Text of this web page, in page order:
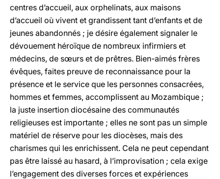
centres d’accueil, aux orphelinats, aux maisons
d’accueil où vivent et grandissent tant d’enfants et de
jeunes abandonnés ; je désire également signaler le
dévouement héroïque de nombreux infirmiers et
médecins, de sœurs et de prêtres. Bien-aimés frères
évêques, faites preuve de reconnaissance pour la
présence et le service que les personnes consacrées,
hommes et femmes, accomplissent au Mozambique ;
la juste insertion diocésaine des communautés
religieuses est importante ; elles ne sont pas un simple
matériel de réserve pour les diocèses, mais des
charismes qui les enrichissent. Cela ne peut cependant
pas être laissé au hasard, à l’improvisation ; cela exige
l’engagement des diverses forces et expériences